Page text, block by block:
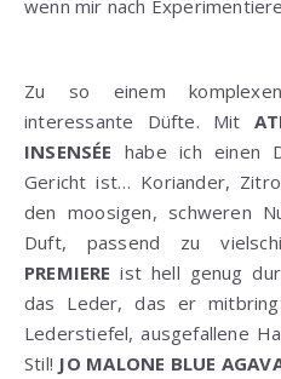
wenn mir nach
Zu so einem
interessante Düfte. Mit
INSENSÉE habe ich einen
Gericht ist… Koriander,
den moosigen, schweren
Duft, passend zu
PREMIERE ist hell genug
das Leder, das er
Lederstiefel, ausgefallene
Stil! JO MALONE BLUE